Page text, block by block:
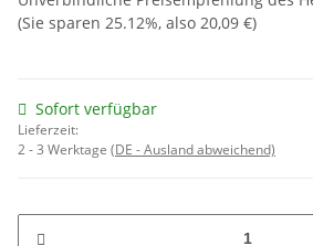
(Sie sparen 25.12%, also 20,09 €)
Sofort verfügbar
Lieferzeit:
2 - 3 Werktage (DE - Ausland abweichend)